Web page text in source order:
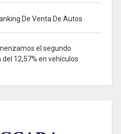
De Venta De Autos
el segundo
12,57% en vehículos